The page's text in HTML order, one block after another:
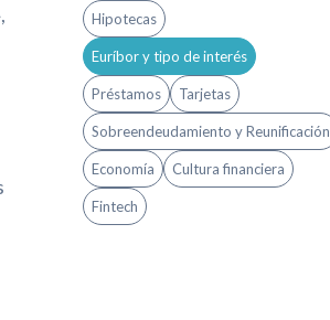
Hipotecas
Euríbor y tipo de interés
Préstamos Tarjetas
Sobreendeudamiento y Reunificación
Economía Cultura financiera
Fintech